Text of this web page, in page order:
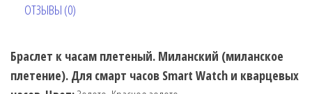
ОТЗЫВЫ (0)
Браслет к часам плетеный. Миланский (миланское
плетение). Для смарт часов Smart Watch и кварцевых